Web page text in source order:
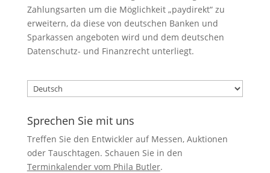
Zahlungsarten um die Möglichkeit „paydirekt“ zu
erweitern, da diese von deutschen Banken und
Sparkassen angeboten wird und dem deutschen
Datenschutz- und Finanzrecht unterliegt.
Sprache
auswählen
Sprechen Sie mit uns
Treffen Sie den Entwickler auf Messen, Auktionen
oder Tauschtagen. Schauen Sie in den
Terminkalender vom Phila Butler.